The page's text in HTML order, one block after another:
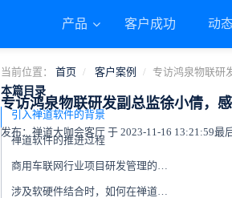
产品 客户成功 动
当前位置： 首页 客户案例 专访鸿泉物联研
专访鸿泉物联研发副总监徐小倩，
发布：禅道大咖会客厅 于 2023-11-16 13:21:59最
本篇目录
引入禅道软件的背景
禅道软件的推进过程
商用车联网行业项目研发管理的特点/难点
涉及软硬件结合时，如何在禅道中落地